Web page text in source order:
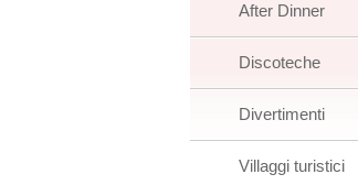
After Dinner
Discoteche
Divertimenti
Villaggi turistici